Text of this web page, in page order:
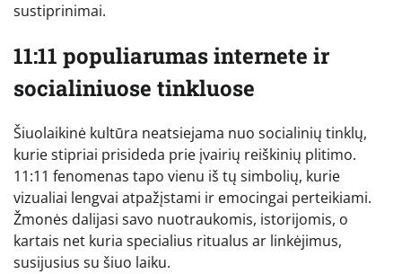
sustiprinimai.
11:11 populiarumas internete ir
socialiniuose tinkluose
Šiuolaikinė kultūra neatsiejama nuo socialinių tinklų,
kurie stipriai prisideda prie įvairių reiškinių plitimo.
11:11 fenomenas tapo vienu iš tų simbolių, kurie
vizualiai lengvai atpažįstami ir emocingai perteikiami.
Žmonės dalijasi savo nuotraukomis, istorijomis, o
kartais net kuria specialius ritualus ar linkėjimus,
susijusius su šiuo laiku.